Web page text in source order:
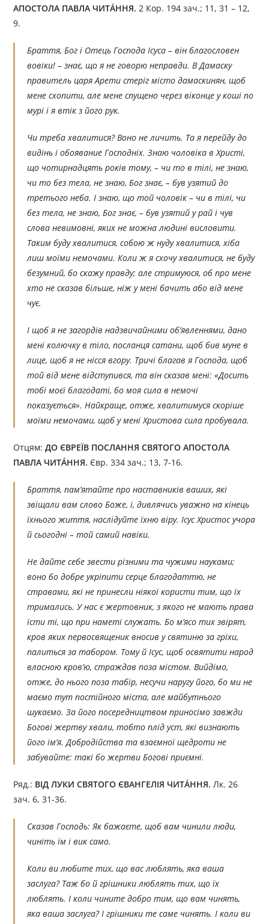
АПОСТОЛА ПАВЛА ЧИТÁННЯ.2 Кор. 194 зач.; 11, 31 – 12,
9.
Браття, Бог і Отець Господа Ісуса – він благословен
вовіки! – знає, що я не говорю неправди. В Дамаску
правитель царя Арети стеріг місто дамаскинян, щоб
мене схопити, але мене спущено через віконце у коші по
мурі і я втік з його рук.
Чи треба хвалитися? Воно не личить. Та я перейду до
видінь і обоявание Господніх. Знаю чоловіка в Христі,
що чотирнадцять років тому, – чи то в тілі, не знаю,
чи то без тела, не знаю, Бог знає, – був узятий до
третього неба. І знаю, що той чоловік – чи в тілі, чи
без тела, не знаю, Бог знає, – був узятий у рай і чув
слова невимовні, яких не можна людині висловити.
Таким буду хвалитися, собою ж нуду хвалитися, хіба
лиш моїми немочами. Коли ж я схочу хвалитися, не буду
безумний, бо скажу правду; але стримуюся, об про мене
хто не сказав більше, ніж у мені бачить або від мене
чує.
І щоб я не загордів надзвичайними об’явленнями, дано
мені колючку в тіло, посланця сатани, щоб бив муне в
лице, щоб я не нісся вгору. Тричі благав я Господа, щоб
той від мене відступився, та він сказав мені: «Досить
тобі моєї благодаті, бо моя сила в немочі
показується». Найкраще, отже, хвалитимуся скоріше
моїми немочами, щоб у мені Христова сила пробувала.
Отцям:ДО ЄВРЕЇВ ПОСЛАННЯ СВЯТОГО АПОСТОЛА
ПАВЛА ЧИТÁННЯ. Євр. 334 зач.; 13, 7-16.
Браття, пам’ятайте про наставників ваших, які
звіщали вам слово Боже, і, дивлячись уважно на кінець
їхнього життя, наслідуйте їхню віру. Ісус Христос учора
й сьогодні – той самий навіки.
Не дайте себе звести різними та чужими науками;
воно бо добре укріпити серце благодаттю, не
стравами, які не принесли ніякої користи тим, що їх
тримались. У нас є жертовник, з якого не мають права
їсти ті, що при наметі служать. Бо м’ясо тих звірят,
кров яких первосвященик вносив у святиню за гріхи,
палиться за табором. Тому й Ісус, щоб освятити народ
власною кров’ю, страждав поза містом. Вийдімо,
отже, до нього поза табір, несучи наругу його, бо ми не
маємо тут постійного міста, але майбутнього
шукаємо. За його посередництвом приносімо завжди
Богові жертву хвали, тобто плід уст, які визнають
його ім’я. Добродійства та взаємної щедроти не
забувайте: такі бо жертви Богові приємні.
Ряд.: ВІД ЛУКИ СВЯТОГО ЄВАНГЕЛІЯ ЧИТÁННЯ.Лк. 26
зач. 6, 31-36.
Сказав Господь: Як бажаєте, щоб вам чинили люди,
чиніть їм і вик само.
Коли ви любите тих, що вас люблять, яка ваша
заслуга? Таж бо й грішники люблять тих, що їх
люблять. I коли чините добро тим, що вам чинять,
яка ваша заслуга? І грішники те саме чинять. І коли ви